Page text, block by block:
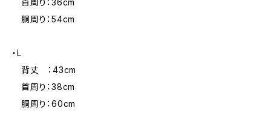
胴周り：54cm
・L
背丈 ：43cm
首周り：38cm
胴周り：60cm